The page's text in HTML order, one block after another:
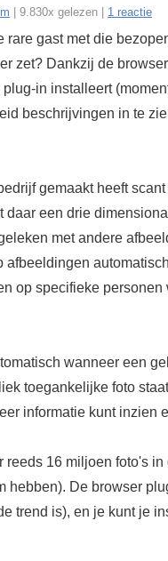
| 9.830x gelezen | 1 reactie
gast met die
zet? Dankzij de
in installeert
beschrijvingen in te
gemaakt heeft
een drie
met andere
op specifieke personen
wanneer een
toegankelijke foto
informatie kunt inzien
reeds 16 miljoen foto's in
hebben). De browser
trend is), en je kunt je